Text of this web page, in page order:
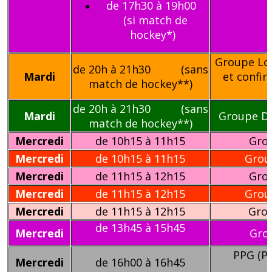
de 17h30 à 19h00
(si match de
hockey*)
Mardi
de 20h à 21h30 (sans
match de hockey**)
Groupe
et
Mardi
de 20h à 21h30 (sans
match de hockey**)
Groupe
Mercredi
de 10h15 à 11h15
Mercredi
de 10h15 à 11h15
Mercredi
de 11h15 à 12h15
Mercredi
de 11h15 à 12h15
Mercredi
de 11h15 à 12h15
Mercredi
de 13h45 à 15h45
Mercredi
de 16h00 à 16h45 PPG